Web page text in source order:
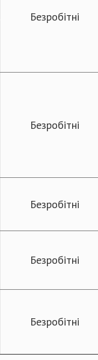
Безробітні
Безробітні
Безробітні
Безробітні
Безробітні